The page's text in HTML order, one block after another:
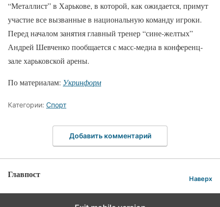
“Металлист” в Харькове, в которой, как ожидается, примут
участие все вызванные в национальную команду игроки.
Перед началом занятия главный тренер “сине-желтых”
Андрей Шевченко пообщается с масс-медиа в конференц-
зале харьковской арены.
По материалам: Укринформ
Категории: Спорт
Добавить комментарий
Главпост Наверх